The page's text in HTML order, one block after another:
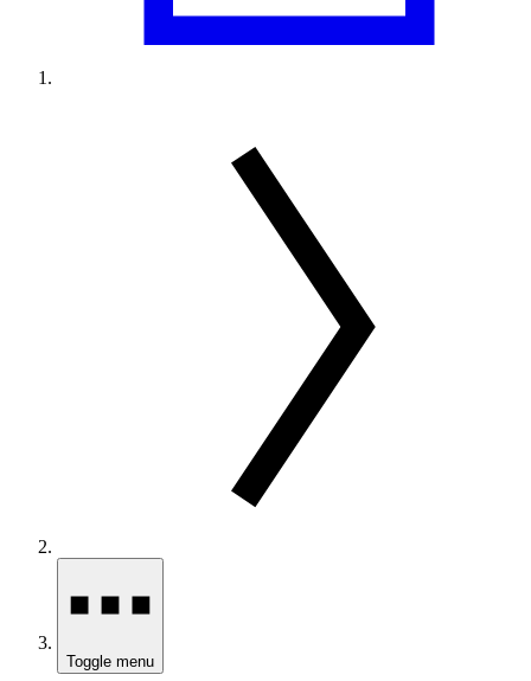
Toggle menu